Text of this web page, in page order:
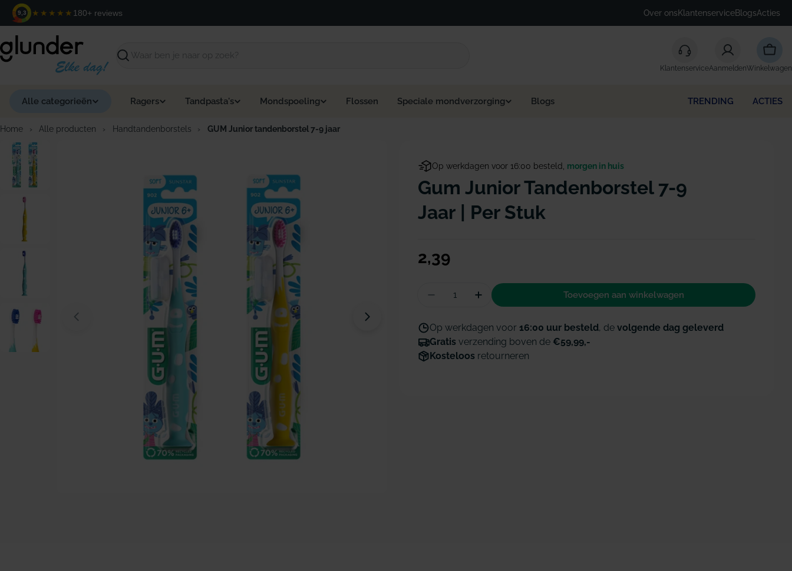
naar
inhoud
9,3 ★★★★★ 180+ reviews Over onsKlantenserviceBlogsActies
Zoeken
KlantenserviceAanmeldenWinkelwagen
Alle categorieën Ragers Tandpasta's Mondspoeling Flossen Speciale mondverzorging Blogs TRENDING ACTIES
Home › Alle producten › Handtandenborstels › GUM Junior tandenborstel 7-9 jaar
Open media 0 in modaal venster Open media 1 in modaal venster
Op werkdagen voor 16:00 besteld, morgen in huis
Gum Junior Tandenborstel 7-9
Jaar | Per Stuk
Normale
2,39
Aantal verminderen voor GUM Junior tandenborstel 7-9 jaar
Hoeveelheid verhogen voor GUM Junior tandenborstel 7-9
Toevoegen aan winkelwagen
Op werkdagen voor 16:00 uur besteld, de volgende dag geleverd
Gratis verzending boven de €59,99,-
Kosteloos retourneren